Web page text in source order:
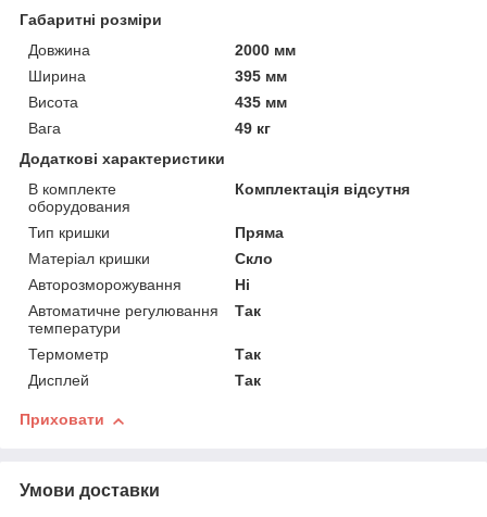
Габаритні розміри
Довжина
2000 мм
Ширина
395 мм
Висота
435 мм
Вага
49 кг
Додаткові характеристики
В комплекте
оборудования
Комплектація відсутня
Тип кришки
Пряма
Матеріал кришки
Скло
Авторозморожування
Ні
Автоматичне регулювання
температури
Так
Термометр
Так
Дисплей
Так
Приховати
Умови доставки